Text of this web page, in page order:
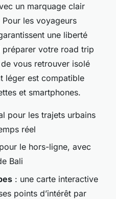
un marquage clair
les voyageurs
une liberté
votre road trip
vous retrouver isolé
léger est compatible
et smartphones.
pour les trajets urbains
réel
le hors-ligne, avec
Bali
: une carte interactive
points d’intérêt par